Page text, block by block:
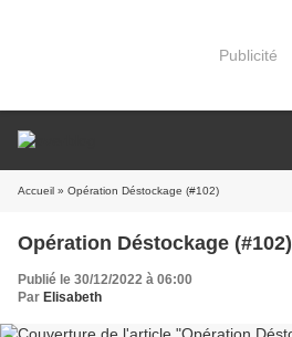
Publicité
Accueil » Opération Déstockage (#102)
Opération Déstockage (#102)
Publié le 30/12/2022 à 06:00
Par Elisabeth